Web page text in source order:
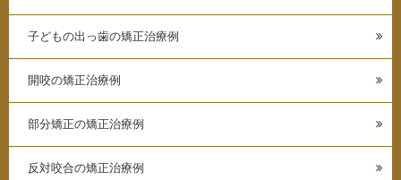
子どもの出っ歯の矯正治療例
開咬の矯正治療例
部分矯正の矯正治療例
反対咬合の矯正治療例